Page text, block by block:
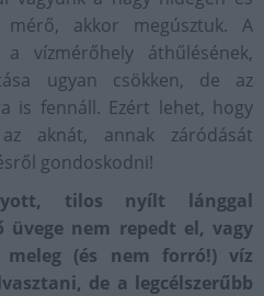
akkor megúsztuk. A
a vízmérőhely áthűlésének,
ugyan csökken, de az
is fennáll. Ezért lehet, hogy
aknát, annak záródását
gondoskodni!
tilos nyílt lánggal
nem repedt el, vagy
(és nem forró!) víz
de a legcélszerűbb